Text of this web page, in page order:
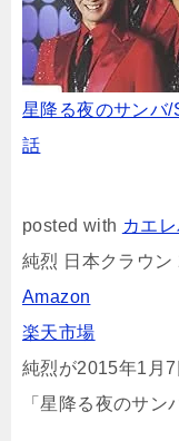
星降る夜のサンバ
話
posted with カエ
純烈 日本クラウン
Amazon
楽天市場
純烈が2015年1月
「星降る夜のサン